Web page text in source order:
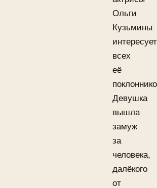
Ольги
Кузьмины
интересует
всех
её
Девушка
вышла
замуж
за
человека,
далёкого
от